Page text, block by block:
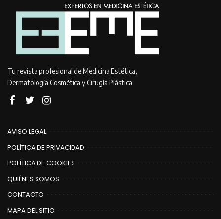
Tu revista profesional de Medicina Estética,
Dermatología Cosmética y Cirugía Plástica.
AVISO LEGAL
POLÍTICA DE PRIVACIDAD
POLÍTICA DE COOKIES
QUIÉNES SOMOS
CONTACTO
MAPA DEL SITIO